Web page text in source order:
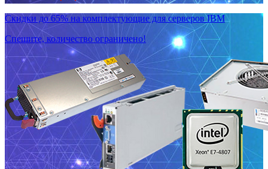
Скидки до 65% на комплектующие для серверов IBM
Спешите, количество ограничено!